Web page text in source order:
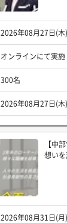
2026年08月27日(木
オンラインにて実施
300名
2026年08月27日(木
【中
想い
2026年08月31日(月